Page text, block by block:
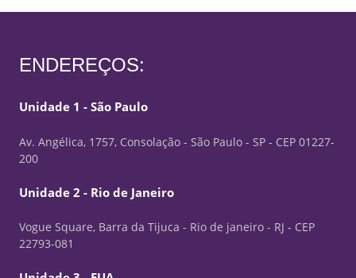
ENDEREÇOS:
Unidade 1 - São Paulo
Av. Angélica, 1757, Consolação - São Paulo - SP - CEP 01227-
200
Unidade 2 - Rio de Janeiro
Vogue Square, Barra da Tijuca - Rio de janeiro - RJ - CEP
22793-081